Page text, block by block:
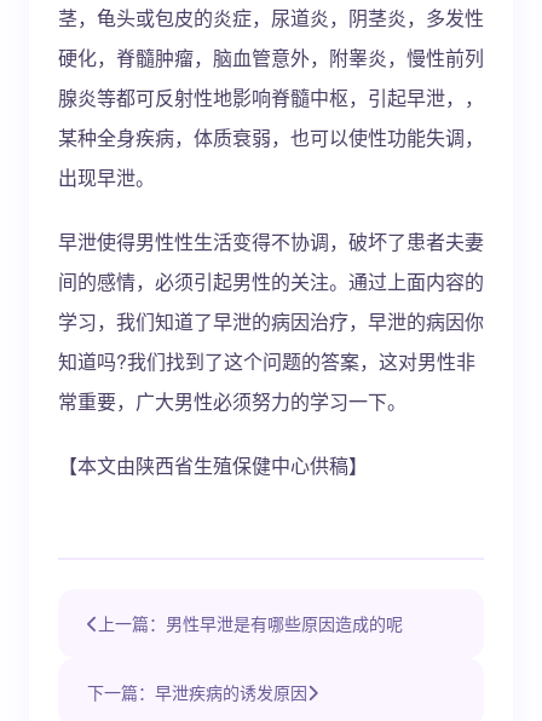
茎，龟头或包皮的炎症，尿道炎，阴茎炎，多发性
硬化，脊髓肿瘤，脑血管意外，附睾炎，慢性前列
腺炎等都可反射性地影响脊髓中枢，引起早泄，，
某种全身疾病，体质衰弱，也可以使性功能失调，
出现早泄。
早泄使得男性性生活变得不协调，破坏了患者夫妻
间的感情，必须引起男性的关注。通过上面内容的
学习，我们知道了早泄的病因治疗，早泄的病因你
知道吗?我们找到了这个问题的答案，这对男性非
常重要，广大男性必须努力的学习一下。
【本文由陕西省生殖保健中心供稿】
上一篇：男性早泄是有哪些原因造成的呢
下一篇：早泄疾病的诱发原因